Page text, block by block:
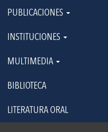
PUBLICACIONES
INSTITUCIONES
MULTIMEDIA
BIBLIOTECA
LITERATURA ORAL